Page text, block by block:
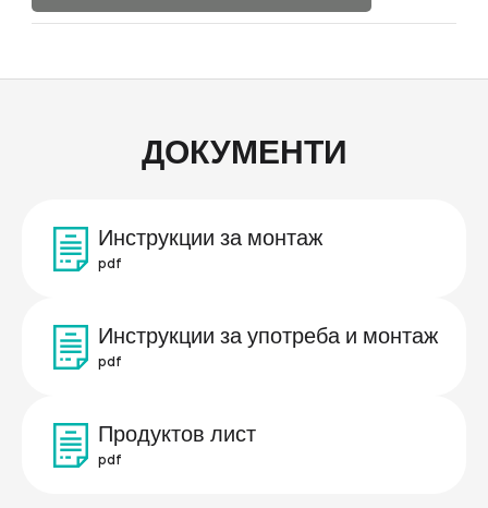
ДОКУМЕНТИ
Инструкции за монтаж
pdf
Инструкции за употреба и монтаж
pdf
Продуктов лист
pdf